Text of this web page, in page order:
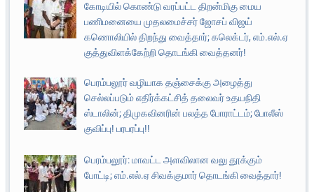
கோடியில் கொண்டு வரப்பட்ட திறன்மிகு மைய
பணிமனையை முதலமைச்சர் ஜோசப் விஜய்
கணொலியில் திறந்து வைத்தார்; கலெக்டர், எம்.எல்.ஏ
குத்துவிளக்கேற்றி தொடங்கி வைத்தனர்!
பெரம்பலூர் வழியாக தஞ்சைக்கு அழைத்து
செல்லப்படும் எதிர்க்கட்சித் தலைவர் உதயநிதி
ஸ்டாலின்; திமுகவினரின் பலத்த போராட்டம்; போலீஸ்
குவிப்பு! பரபரப்பு!!
பெரம்பலூர்: மாவட்ட அளவிலான வலு தூக்கும்
போட்டி; எம்.எல்.ஏ சிவக்குமார் தொடங்கி வைத்தார்!